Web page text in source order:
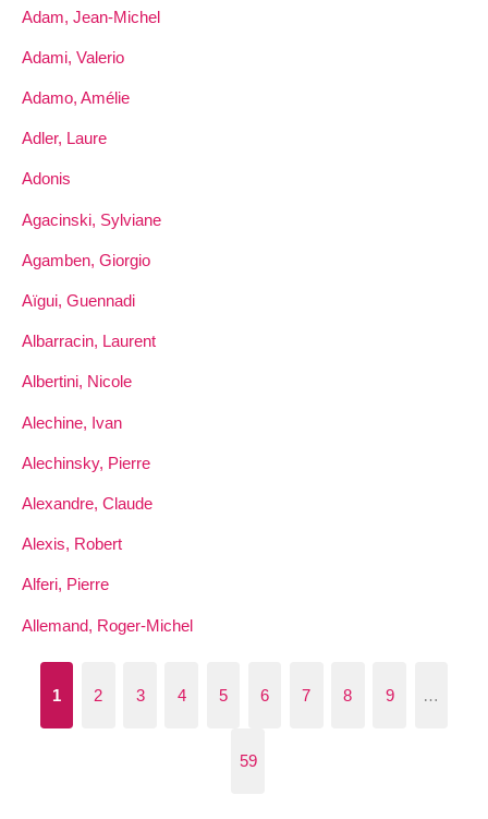
Adam, Jean-Michel
Adami, Valerio
Adamo, Amélie
Adler, Laure
Adonis
Agacinski, Sylviane
Agamben, Giorgio
Aïgui, Guennadi
Albarracin, Laurent
Albertini, Nicole
Alechine, Ivan
Alechinsky, Pierre
Alexandre, Claude
Alexis, Robert
Alferi, Pierre
Allemand, Roger-Michel
1 2 3 4 5 6 7 8 9 …
59